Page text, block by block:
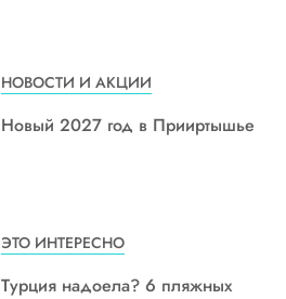
НОВОСТИ И АКЦИИ
Новый 2027 год в Прииртышье
ЭТО ИНТЕРЕСНО
Турция надоела? 6 пляжных